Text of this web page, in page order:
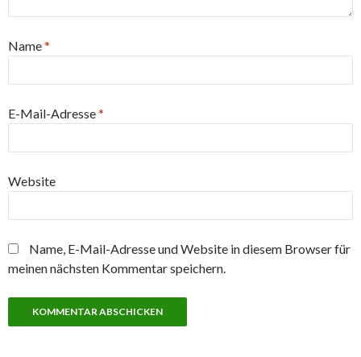
Name*
E-Mail-Adresse*
Website
Name, E-Mail-Adresse und Website in diesem Browser für
meinen nächsten Kommentar speichern.